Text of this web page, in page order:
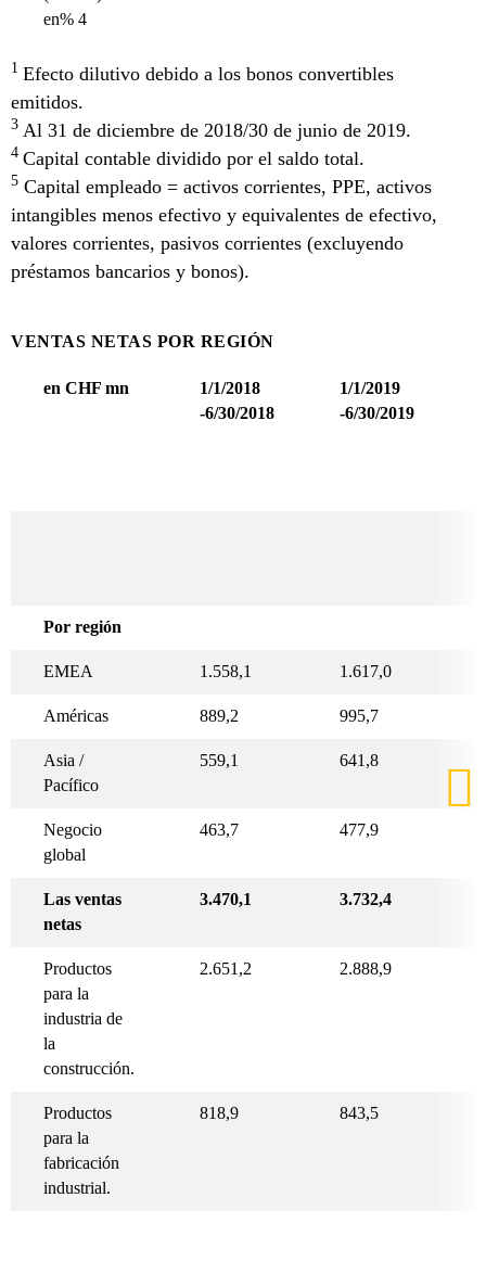
en% 4
1 Efecto dilutivo debido a los bonos convertibles
emitidos.
3 Al 31 de diciembre de 2018/30 de junio de 2019.
4 Capital contable dividido por el saldo total.
5 Capital empleado = activos corrientes, PPE, activos
intangibles menos efectivo y equivalentes de efectivo,
valores corrientes, pasivos corrientes (excluyendo
préstamos bancarios y bonos).
VENTAS NETAS POR REGIÓN
en CHF mn
1/1/2018
-6/30/2018
1/1/2019
-6/30/2019
Por región
EMEA 1.558,1 1.617,0
Américas 889,2 995,7
Asia /
Pacífico
559,1 641,8
Negocio
global
463,7 477,9
Las ventas
netas
3.470,1 3.732,4
Productos
para la
industria de
la
construcción.
2.651,2 2.888,9
Productos
para la
fabricación
industrial.
818,9 843,5